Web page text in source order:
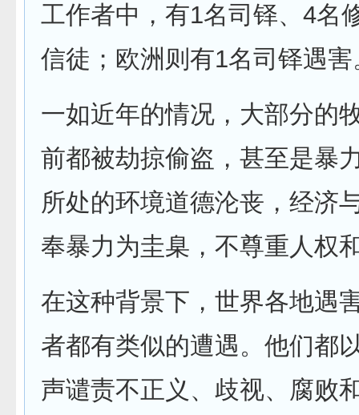
工作者中，有1名司铎、4名
信徒；欧洲则有1名司铎遇害
一如近年的情况，大部分的
前都被劫掠偷盗，甚至是暴
所处的环境道德沦丧，经济
奉暴力为圭臬，不尊重人权
在这种背景下，世界各地遇
者都有类似的遭遇。他们都
声谴责不正义、歧视、腐败